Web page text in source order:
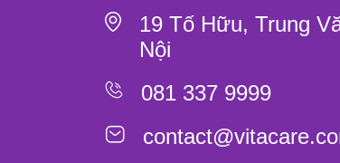
19 Tố Hữu, Trung
Nội
081 337 9999